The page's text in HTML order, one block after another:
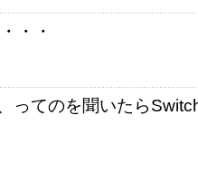
・・
ってのを聞いたら